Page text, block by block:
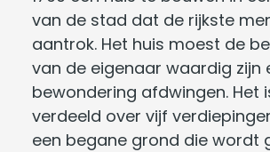
van de stad dat de rijkste
aantrok. Het huis moest de
van de eigenaar waardig zijn
bewondering afdwingen. Het
verdeeld over vijf
een begane grond die wordt